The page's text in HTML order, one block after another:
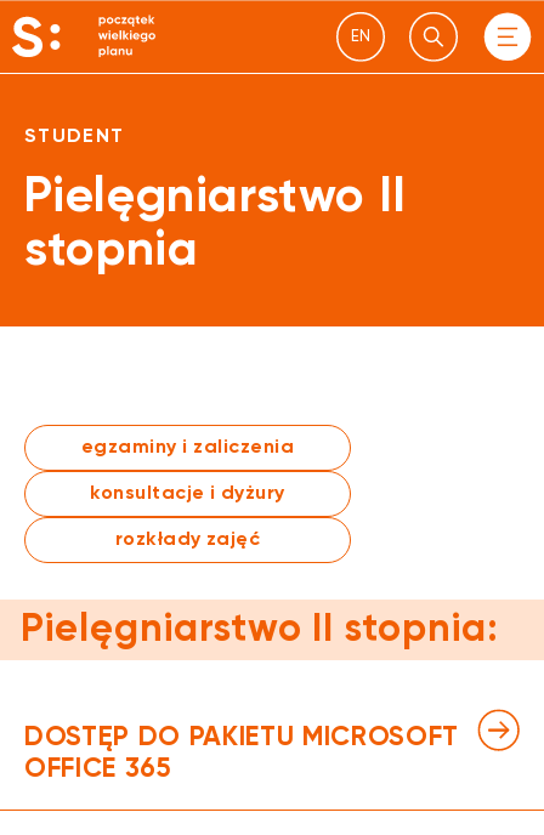
EN
STUDENT
Pielęgniarstwo II
stopnia
egzaminy i zaliczenia
konsultacje i dyżury
rozkłady zajęć
Pielęgniarstwo II stopnia:
DOSTĘP DO PAKIETU MICROSOFT
OFFICE 365